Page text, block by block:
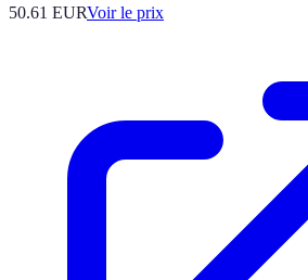
50.61 EURVoir le prix